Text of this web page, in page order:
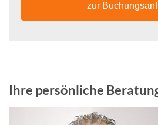
zur
Ihre persönliche